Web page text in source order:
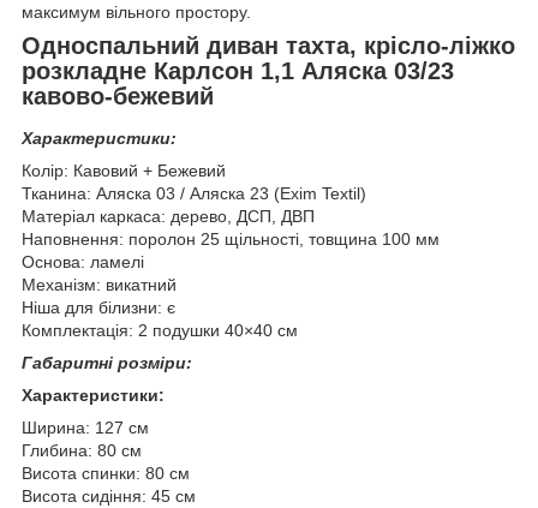
максимум вільного простору.
Односпальний диван тахта, крісло-ліжко
розкладне Карлсон 1,1 Аляска 03/23
кавово-бежевий
Характеристики:
Колір: Кавовий + Бежевий
Тканина: Аляска 03 / Аляска 23 (Exim Textil)
Матеріал каркаса: дерево, ДСП, ДВП
Наповнення: поролон 25 щільності, товщина 100 мм
Основа: ламелі
Механізм: викатний
Ніша для білизни: є
Комплектація: 2 подушки 40×40 см
Габаритні розміри:
Характеристики:
Ширина: 127 см
Глибина: 80 см
Висота спинки: 80 см
Висота сидіння: 45 см